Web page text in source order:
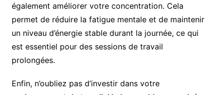
également améliorer votre concentration. Cela
permet de réduire la fatigue mentale et de maintenir
un niveau d’énergie stable durant la journée, ce qui
est essentiel pour des sessions de travail
prolongées.
Enfin, n’oubliez pas d’investir dans votre